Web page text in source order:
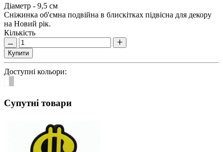
Діаметр - 9,5 см
Сніжинка об'ємна подвійна в блискітках підвісна для декору
на Новий рік.
Кількість
Купити
Доступні кольори:
Супутні товари